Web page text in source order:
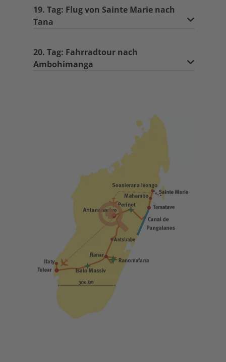
19. Tag: Flug von Sainte Marie nach
Tana
20. Tag: Fahrradtour nach
Ambohimanga